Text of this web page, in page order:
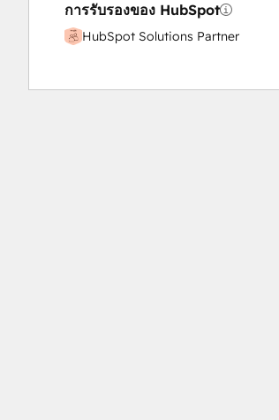
การรับรองของ HubSpot
HubSpot Solutions Partner